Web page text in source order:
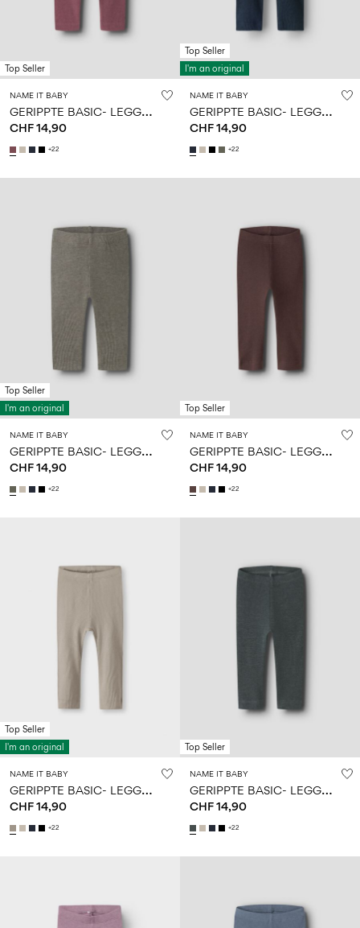
Top Seller
NAME IT BABY
G
ERIPPTE BASIC- LEGGINGS
CHF 14,90
+22
Top Seller
I'm an original
NAME IT BABY
G
ERIPPTE BASIC- LEGGINGS
CHF 14,90
+22
Top Seller
I'm an original
NAME IT BABY
G
ERIPPTE BASIC- LEGGINGS
CHF 14,90
+22
Top Seller
NAME IT BABY
G
ERIPPTE BASIC- LEGGINGS
CHF 14,90
+22
Top Seller
I'm an original
NAME IT BABY
G
ERIPPTE BASIC- LEGGINGS
CHF 14,90
+22
Top Seller
NAME IT BABY
G
ERIPPTE BASIC- LEGGINGS
CHF 14,90
+22